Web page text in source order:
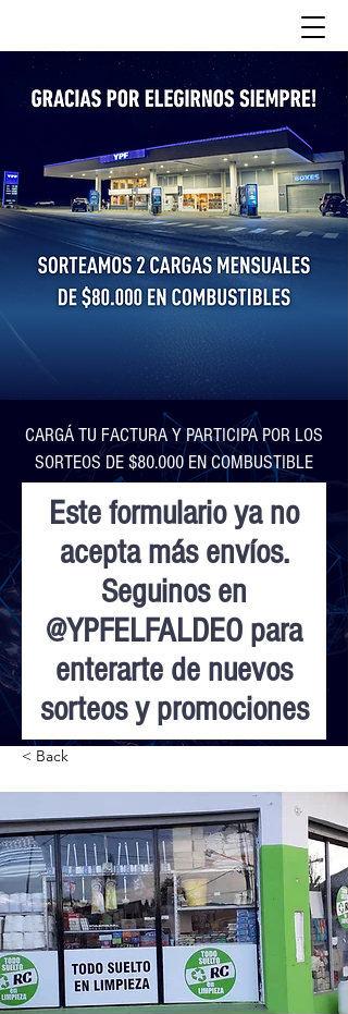
CARGÁ TU FACTURA Y PARTICIPA POR LOS
SORTEOS DE $80.000 EN COMBUSTIBLE
Este formulario ya no
acepta más envíos.
Seguinos en
@YPFELFALDEO para
enterarte de nuevos
sorteos y promociones
< Back